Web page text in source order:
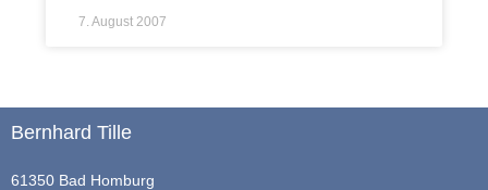
7. August 2007
Bernhard Tille
61350 Bad Homburg